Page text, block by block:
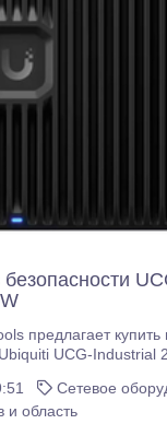
предлагает
UCG-Industrial
Сетевое
и область